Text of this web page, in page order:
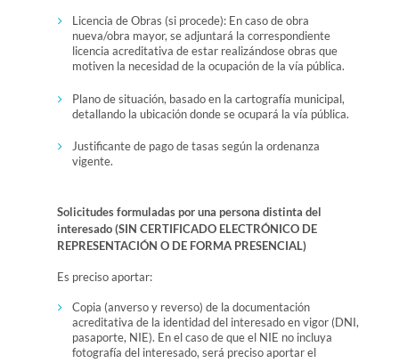
Licencia de Obras (si procede): En caso de obra
nueva/obra mayor, se adjuntará la correspondiente
licencia acreditativa de estar realizándose obras que
motiven la necesidad de la ocupación de la vía pública.
Plano de situación, basado en la cartografía municipal,
detallando la ubicación donde se ocupará la vía pública.
Justificante de pago de tasas según la ordenanza
vigente.
Solicitudes formuladas por una persona distinta del
interesado (SIN CERTIFICADO ELECTRÓNICO DE
REPRESENTACIÓN O DE FORMA PRESENCIAL)
Es preciso aportar:
Copia (anverso y reverso) de la documentación
acreditativa de la identidad del interesado en vigor (DNI,
pasaporte, NIE). En el caso de que el NIE no incluya
fotografía del interesado, será preciso aportar el